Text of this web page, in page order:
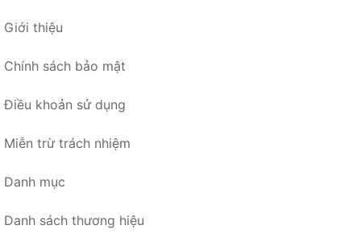
Giới thiệu
Chính sách bảo mật
Điều khoản sử dụng
Miễn trừ trách nhiệm
Danh mục
Danh sách thương hiệu